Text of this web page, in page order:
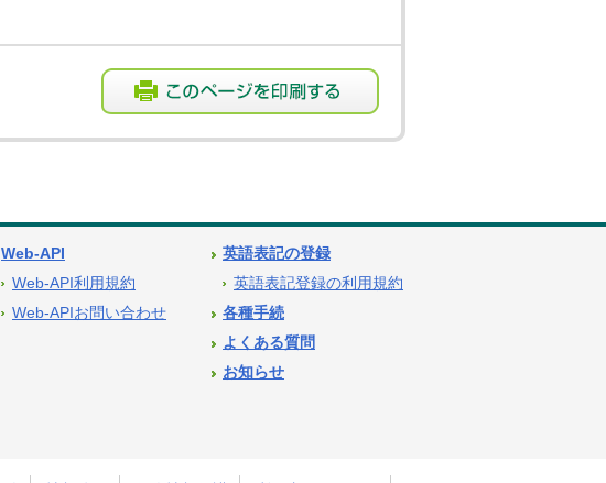
Web-API
Web-API利用規約
Web-APIお問い合わせ
英語表記の登録
英語表記登録の利用規約
各種手続
よくある質問
お知らせ